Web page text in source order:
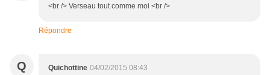
<br /> Verseau tout comme moi <br />
Répondre
Q Quichottine 04/02/2015 08:43